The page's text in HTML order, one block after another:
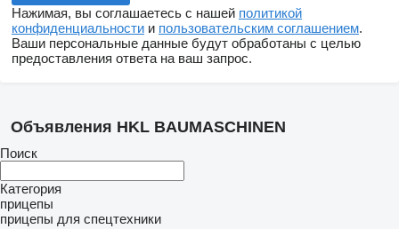
Нажимая, вы соглашаетесь с нашей политикой
конфиденциальности и пользовательским соглашением.
Ваши персональные данные будут обработаны с целью
предоставления ответа на ваш запрос.
Объявления HKL BAUMASCHINEN
Поиск
Категория
прицепы
прицепы для спецтехники